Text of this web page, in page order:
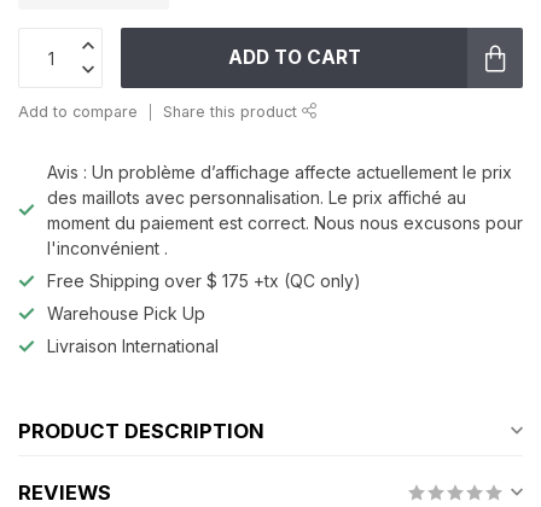
ADD TO CART
Add to compare Share this product
Avis : Un problème d’affichage affecte actuellement le prix
des maillots avec personnalisation. Le prix affiché au
moment du paiement est correct. Nous nous excusons pour
l'inconvénient .
Free Shipping over $ 175 +tx (QC only)
Warehouse Pick Up
Livraison International
PRODUCT DESCRIPTION
REVIEWS